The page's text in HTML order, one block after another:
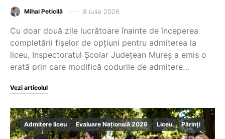
Mihai Peticilă 8 iulie 2026
Cu doar două zile lucrătoare înainte de începerea
completării fișelor de opțiuni pentru admiterea la
liceu, Inspectoratul Școlar Județean Mureș a emis o
erată prin care modifică codurile de admitere…
Vezi articolul
Admitere liceu Evaluare Națională 2026 Liceu Părinți